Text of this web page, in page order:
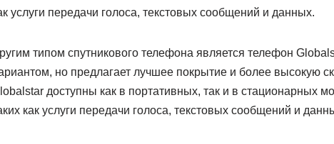
услуги передачи голоса, текстовых сообщений и данных.
типом спутникового телефона является телефон
но предлагает лучшее покрытие и более высокую
доступны как в портативных, так и в стационарных
как услуги передачи голоса, текстовых сообщений и